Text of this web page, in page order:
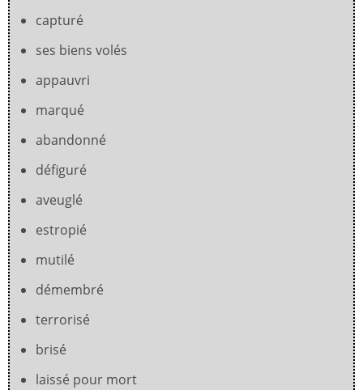
capturé
ses biens volés
appauvri
marqué
abandonné
défiguré
aveuglé
estropié
mutilé
démembré
terrorisé
brisé
laissé pour mort